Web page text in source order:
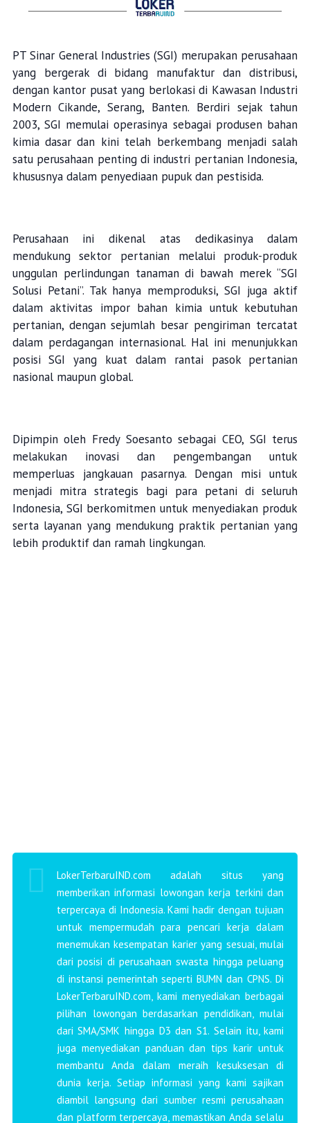
PT Sinar General Industries (SGI) merupakan perusahaan
yang bergerak di bidang manufaktur dan distribusi,
dengan kantor pusat yang berlokasi di Kawasan Industri
Modern Cikande, Serang, Banten. Berdiri sejak tahun
2003, SGI memulai operasinya sebagai produsen bahan
kimia dasar dan kini telah berkembang menjadi salah
satu perusahaan penting di industri pertanian Indonesia,
khususnya dalam penyediaan pupuk dan pestisida.
Perusahaan ini dikenal atas dedikasinya dalam
mendukung sektor pertanian melalui produk-produk
unggulan perlindungan tanaman di bawah merek “SGI
Solusi Petani”. Tak hanya memproduksi, SGI juga aktif
dalam aktivitas impor bahan kimia untuk kebutuhan
pertanian, dengan sejumlah besar pengiriman tercatat
dalam perdagangan internasional. Hal ini menunjukkan
posisi SGI yang kuat dalam rantai pasok pertanian
nasional maupun global.
Dipimpin oleh Fredy Soesanto sebagai CEO, SGI terus
melakukan inovasi dan pengembangan untuk
memperluas jangkauan pasarnya. Dengan misi untuk
menjadi mitra strategis bagi para petani di seluruh
Indonesia, SGI berkomitmen untuk menyediakan produk
serta layanan yang mendukung praktik pertanian yang
lebih produktif dan ramah lingkungan.
LokerTerbaruIND.com adalah situs yang
memberikan informasi lowongan kerja terkini dan
terpercaya di Indonesia. Kami hadir dengan tujuan
untuk mempermudah para pencari kerja dalam
menemukan kesempatan karier yang sesuai, mulai
dari posisi di perusahaan swasta hingga peluang
di instansi pemerintah seperti BUMN dan CPNS. Di
LokerTerbaruIND.com, kami menyediakan berbagai
pilihan lowongan berdasarkan pendidikan, mulai
dari SMA/SMK hingga D3 dan S1. Selain itu, kami
juga menyediakan panduan dan tips karir untuk
membantu Anda dalam meraih kesuksesan di
dunia kerja. Setiap informasi yang kami sajikan
diambil langsung dari sumber resmi perusahaan
dan platform terpercaya, memastikan Anda selalu